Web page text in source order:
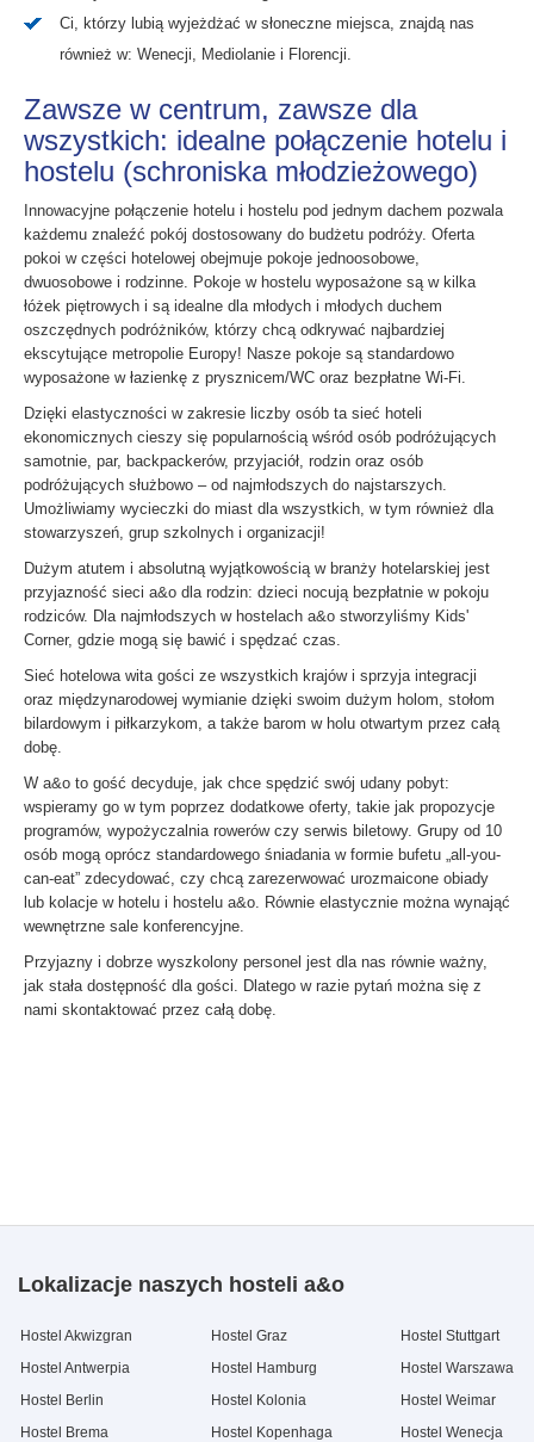
Ci, którzy lubią wyjeżdżać w słoneczne miejsca, znajdą nas
również w: Wenecji, Mediolanie i Florencji.
Zawsze w centrum, zawsze dla
wszystkich: idealne połączenie hotelu i
hostelu (schroniska młodzieżowego)
Innowacyjne połączenie hotelu i hostelu pod jednym dachem pozwala
każdemu znaleźć pokój dostosowany do budżetu podróży. Oferta
pokoi w części hotelowej obejmuje pokoje jednoosobowe,
dwuosobowe i rodzinne. Pokoje w hostelu wyposażone są w kilka
łóżek piętrowych i są idealne dla młodych i młodych duchem
oszczędnych podróżników, którzy chcą odkrywać najbardziej
ekscytujące metropolie Europy! Nasze pokoje są standardowo
wyposażone w łazienkę z prysznicem/WC oraz bezpłatne Wi-Fi.
Dzięki elastyczności w zakresie liczby osób ta sieć hoteli
ekonomicznych cieszy się popularnością wśród osób podróżujących
samotnie, par, backpackerów, przyjaciół, rodzin oraz osób
podróżujących służbowo – od najmłodszych do najstarszych.
Umożliwiamy wycieczki do miast dla wszystkich, w tym również dla
stowarzyszeń, grup szkolnych i organizacji!
Dużym atutem i absolutną wyjątkowością w branży hotelarskiej jest
przyjazność sieci a&o dla rodzin: dzieci nocują bezpłatnie w pokoju
rodziców. Dla najmłodszych w hostelach a&o stworzyliśmy Kids'
Corner, gdzie mogą się bawić i spędzać czas.
Sieć hotelowa wita gości ze wszystkich krajów i sprzyja integracji
oraz międzynarodowej wymianie dzięki swoim dużym holom, stołom
bilardowym i piłkarzykom, a także barom w holu otwartym przez całą
dobę.
W a&o to gość decyduje, jak chce spędzić swój udany pobyt:
wspieramy go w tym poprzez dodatkowe oferty, takie jak propozycje
programów, wypożyczalnia rowerów czy serwis biletowy. Grupy od 10
osób mogą oprócz standardowego śniadania w formie bufetu „all-you-
can-eat” zdecydować, czy chcą zarezerwować urozmaicone obiady
lub kolacje w hotelu i hostelu a&o. Równie elastycznie można wynająć
wewnętrzne sale konferencyjne.
Przyjazny i dobrze wyszkolony personel jest dla nas równie ważny,
jak stała dostępność dla gości. Dlatego w razie pytań można się z
nami skontaktować przez całą dobę.
Lokalizacje naszych hosteli a&o
Hostel Akwizgran
Hostel Antwerpia
Hostel Berlin
Hostel Brema
Hostel Graz
Hostel Hamburg
Hostel Kolonia
Hostel Kopenhaga
Hostel Stuttgart
Hostel Warszawa
Hostel Weimar
Hostel Wenecja